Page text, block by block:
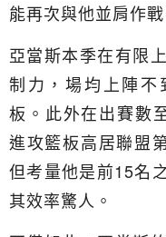
能再次與他並肩作戰
亞當斯本季在有限
制力，場均上陣
板。此外在出賽數
進攻籃板高居聯盟
但考量他是前15名
其效率驚人。